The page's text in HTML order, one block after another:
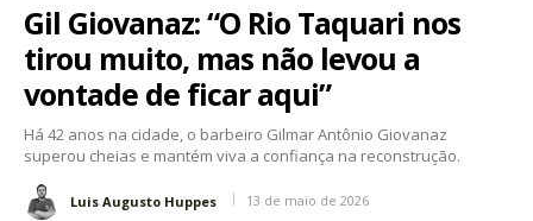
Gil Giovanaz: “O Rio Taquari nos
tirou muito, mas não levou a
vontade de ficar aqui”
Há 42 anos na cidade, o barbeiro Gilmar Antônio Giovanaz
superou cheias e mantém viva a confiança na reconstrução.
Luis Augusto Huppes 13 de maio de 2026